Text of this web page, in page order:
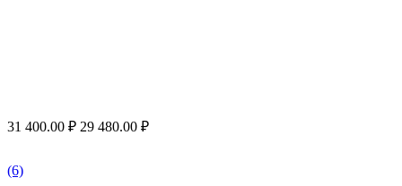
31 400.00 ₽ 29 480.00 ₽
(6)